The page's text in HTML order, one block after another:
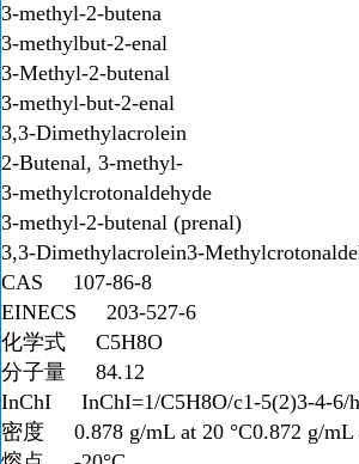
3-methyl-2-butena
3-methylbut-2-enal
3-Methyl-2-butenal
3-methyl-but-2-enal
3,3-Dimethylacrolein
2-Butenal, 3-methyl-
3-methylcrotonaldehyde
3-methyl-2-butenal (prenal)
3,3-Dimethylacrolein3-
CAS 107-86-8
EINECS 203-527-6
化学式 C5H8O
分子量 84.12
InChI InChI=1/C5H8O/c1-5(2)3-4-6/
密度 0.878 g/mL at 20 °C0.872 g/mL